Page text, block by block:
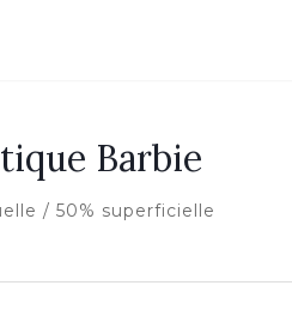
Barbie
/ 50% superficielle